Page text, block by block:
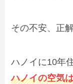
その不安、正解
ハノイに10年
ハノイの空気